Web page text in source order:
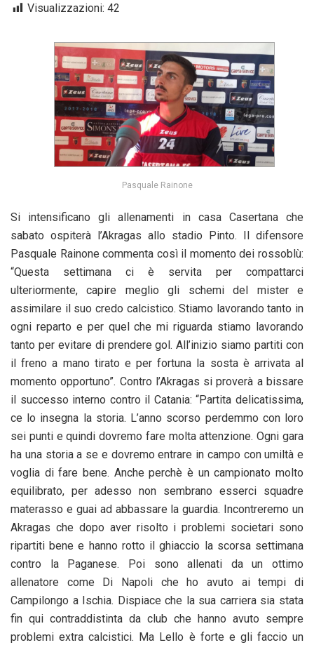
Visualizzazioni: 42
Pasquale Rainone
Si intensificano gli allenamenti in casa Casertana che
sabato ospiterà l’Akragas allo stadio Pinto. Il difensore
Pasquale Rainone commenta così il momento dei rossoblù:
“Questa settimana ci è servita per compattarci
ulteriormente, capire meglio gli schemi del mister e
assimilare il suo credo calcistico. Stiamo lavorando tanto in
ogni reparto e per quel che mi riguarda stiamo lavorando
tanto per evitare di prendere gol. All’inizio siamo partiti con
il freno a mano tirato e per fortuna la sosta è arrivata al
momento opportuno”. Contro l’Akragas si proverà a bissare
il successo interno contro il Catania: “Partita delicatissima,
ce lo insegna la storia. L’anno scorso perdemmo con loro
sei punti e quindi dovremo fare molta attenzione. Ogni gara
ha una storia a se e dovremo entrare in campo con umiltà e
voglia di fare bene. Anche perchè è un campionato molto
equilibrato, per adesso non sembrano esserci squadre
materasso e guai ad abbassare la guardia. Incontreremo un
Akragas che dopo aver risolto i problemi societari sono
ripartiti bene e hanno rotto il ghiaccio la scorsa settimana
contro la Paganese. Poi sono allenati da un ottimo
allenatore come Di Napoli che ho avuto ai tempi di
Campilongo a Ischia. Dispiace che la sua carriera sia stata
fin qui contraddistinta da club che hanno avuto sempre
problemi extra calcistici. Ma Lello è forte e gli faccio un